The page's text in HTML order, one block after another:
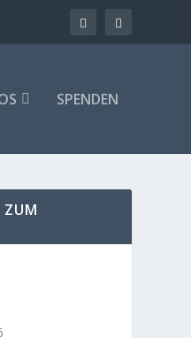
SPENDEN